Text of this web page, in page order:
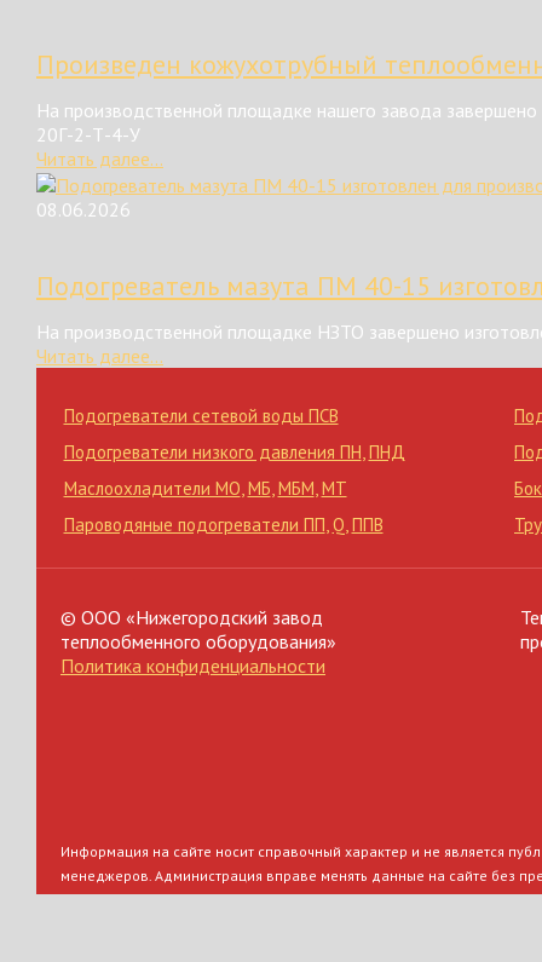
Произведен кожухотрубный
На производственной площадке нашего завода
20Г-2-Т-4-У
Читать далее...
08.06.2026
Подогреватель мазута ПМ 40-15
На производственной площадке НЗТО завершено
Читать далее...
Подогреватели сетевой воды ПСВ
Подогреватели низкого давления ПН,ПНД
Маслоохладители МО,МБ,МБМ,МТ
Пароводяные подогреватели ПП,Q,ППВ
© ООО «Нижегородский завод
теплообменного оборудования»
Политика конфиденциальности
Информация на сайте носит справочный характер и не является
менеджеров. Администрация вправе менять данные на сайте без